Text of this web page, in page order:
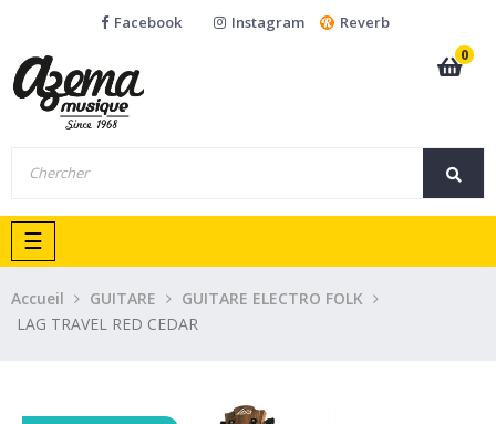
Facebook Instagram
Reverb
0
Basculer
la
navigation
☰
Accueil GUITARE
GUITARE ELECTRO FOLK
LAG TRAVEL RED CEDAR